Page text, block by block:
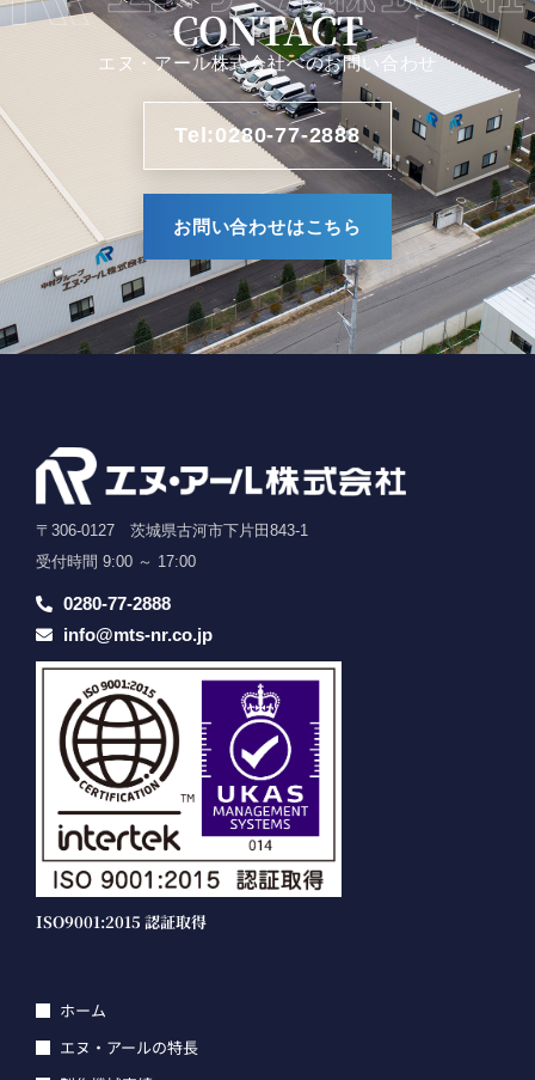
CONTACT
エヌ・アール株式会社へのお問い合わせ
Tel:0280-77-2888
お問い合わせはこちら
〒306-0127 茨城県古河市下片田843-1
受付時間 9:00 ～ 17:00
0280-77-2888
info@mts-nr.co.jp
ISO9001:2015 認証取得
ホーム
エヌ・アールの特長